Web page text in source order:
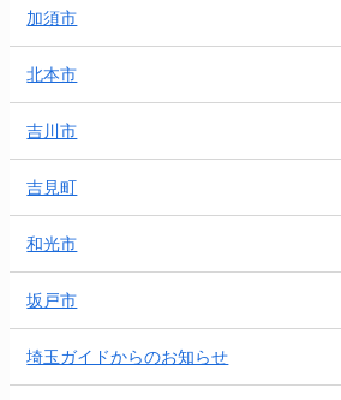
加須市
北本市
吉川市
吉見町
和光市
坂戸市
埼玉ガイドからのお知らせ